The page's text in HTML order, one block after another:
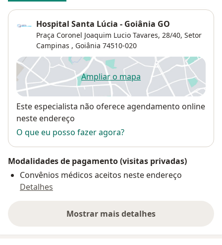
Hospital Santa Lúcia - Goiânia GO
Praça Coronel Joaquim Lucio Tavares, 28/40, Setor
Campinas , Goiânia 74510-020
Ampliar o mapaabre num novo separador
Disponibilidade
Este especialista não oferece agendamento online
neste endereço
O que eu posso fazer agora?
Modalidades de pagamento (visitas privadas)
Convênios médicos aceitos neste endereço
Detalhes
Mostrar mais detalhes
sobre o endereço